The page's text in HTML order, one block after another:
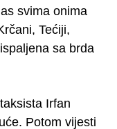
svima onima
Tećiji,
sa brda
Irfan
Potom vijesti